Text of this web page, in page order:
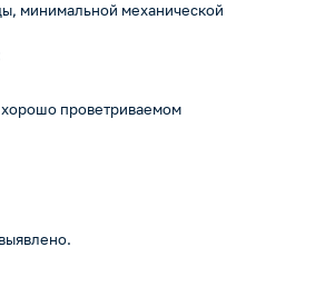
минимальной механической
проветриваемом